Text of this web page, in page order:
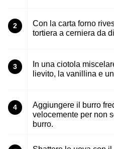
2
Con la carta forno
tortiera a cerniera da
3
In una ciotola
lievito, la vanillina e
4
Aggiungere il burro
velocemente per non
burro.